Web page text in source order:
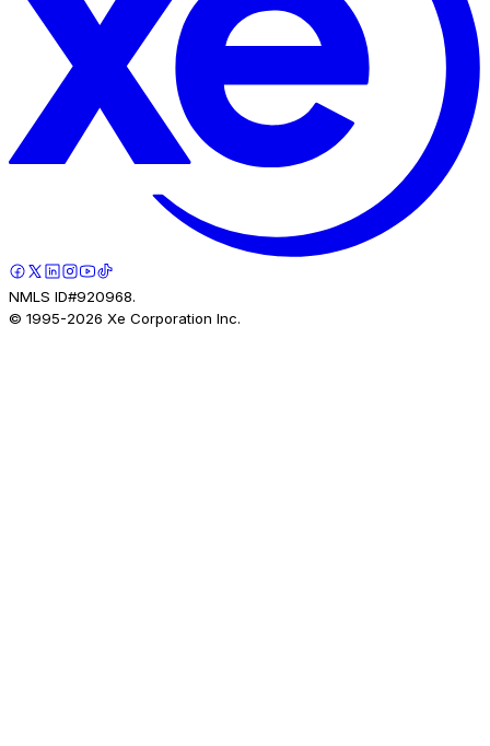
NMLS ID#920968.
© 1995-2026 Xe Corporation Inc.